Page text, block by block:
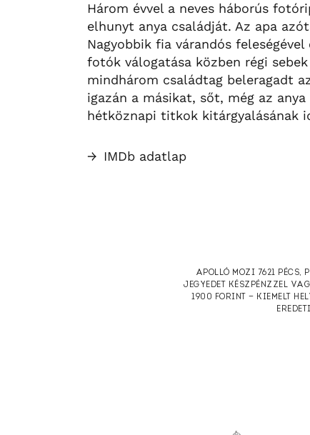
Három évvel a neves háborús
elhunyt anya családját. Az apa
Nagyobbik fia várandós
fotók válogatása közben régi
mindhárom családtag beleragadt
igazán a másikat, sőt, még az
hétköznapi titkok kitárgyalásának
→ IMDb adatlap
APOLLÓ MOZI 7621 PÉCS,
JEGYEDET KÉSZPÉNZZEL
1900 FORINT — KIEMELT